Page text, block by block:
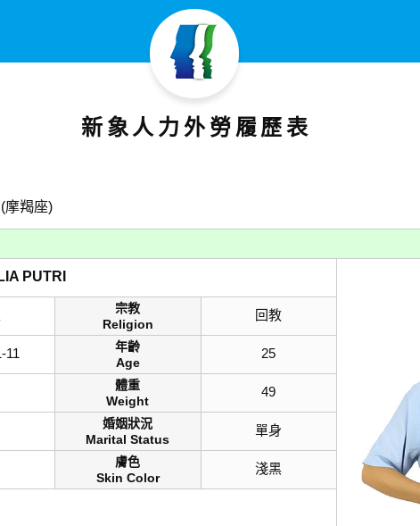
新象人力外勞履歷表
摩羯座)
PUTRI
宗教
Religion
回教
11
年齡
Age
25
體重
Weight
49
婚姻狀況
Marital Status
單身
膚色
Skin Color
淺黑